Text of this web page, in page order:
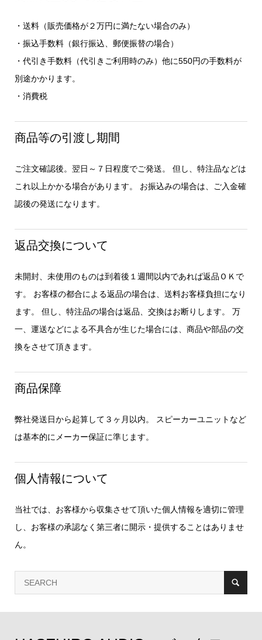
・送料（販売価格が２万円に満たない場合のみ）
・振込手数料（銀行振込、郵便振替の場合）
・代引き手数料（代引きご利用時のみ）他に550円の手数料が
別途かかります。
・消費税
商品等の引渡し期間
ご注文確認後。翌日～７日程度でご発送。 但し、特注品などは
これ以上かかる場合があります。 お振込みの場合は、ご入金確
認後の発送になります。
返品交換について
未開封、未使用のものは到着後１週間以内であれば返品ＯＫで
す。 お客様の都合による返品の場合は、送料お客様負担になり
ます。 但し、特注品の場合は返品、交換はお断りします。 万
一、運送などによる不具合が生じた場合には、商品や部品の交
換をさせて頂きます。
商品保障
弊社発送日から起算して３ヶ月以内。 スピーカーユニットなど
は基本的にメーカー保証に準じます。
個人情報について
当社では、お客様から収集させて頂いた個人情報を適切に管理
し、お客様の承認なく第三者に開示・提供することはありませ
ん。